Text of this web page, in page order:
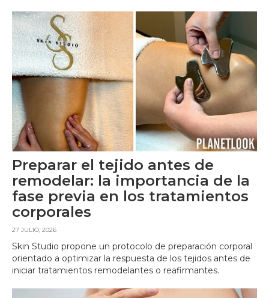
Preparar el tejido antes de
remodelar: la importancia de la
fase previa en los tratamientos
corporales
27 JULIO, 2026
Skin Studio propone un protocolo de preparación corporal
orientado a optimizar la respuesta de los tejidos antes de
iniciar tratamientos remodelantes o reafirmantes.